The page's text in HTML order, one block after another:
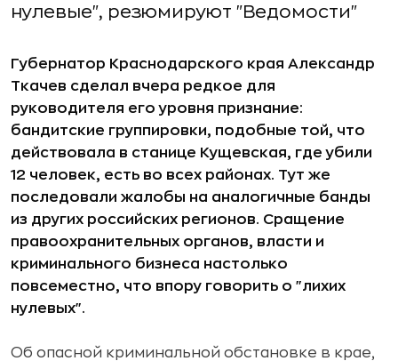
нулевые", резюмируют "Ведомости"
Губернатор Краснодарского края Александр
Ткачев сделал вчера редкое для
руководителя его уровня признание:
бандитские группировки, подобные той, что
действовала в станице Кущевская, где убили
12 человек, есть во всех районах. Тут же
последовали жалобы на аналогичные банды
из других российских регионов. Сращение
правоохранительных органов, власти и
криминального бизнеса настолько
повсеместно, что впору говорить о "лихих
нулевых".
Об опасной криминальной обстановке в крае,